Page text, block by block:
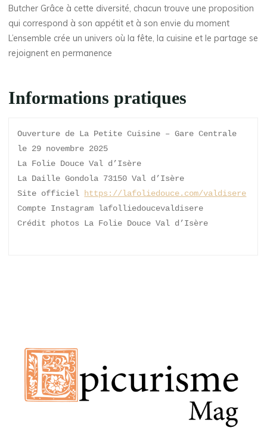
Butcher Grâce à cette diversité, chacun trouve une proposition
qui correspond à son appétit et à son envie du moment
L’ensemble crée un univers où la fête, la cuisine et le partage se
rejoignent en permanence
Informations pratiques
Ouverture de La Petite Cuisine – Gare Centrale
le 29 novembre 2025
La Folie Douce Val d’Isère
La Daille Gondola 73150 Val d’Isère
Site officiel https://lafoliedouce.com/valdisere
Compte Instagram lafolliedoucevaldisere
Crédit photos La Folie Douce Val d’Isère